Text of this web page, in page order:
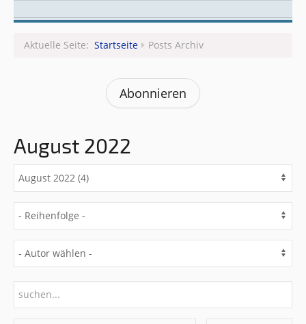
Aktuelle Seite: Startseite Posts Archiv
Abonnieren
August 2022